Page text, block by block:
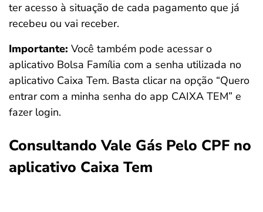
ter acesso à situação de cada pagamento que já
recebeu ou vai receber.
Importante: Você também pode acessar o
aplicativo Bolsa Família com a senha utilizada no
aplicativo Caixa Tem. Basta clicar na opção “Quero
entrar com a minha senha do app CAIXA TEM” e
fazer login.
Consultando Vale Gás Pelo CPF no
aplicativo Caixa Tem